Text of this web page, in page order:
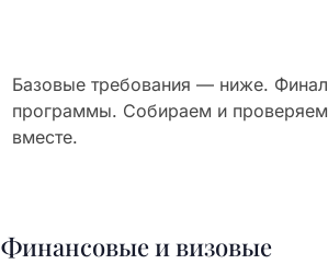
Базовые требования — ниже.
программы. Собираем и
вместе.
Финансовые и визовые